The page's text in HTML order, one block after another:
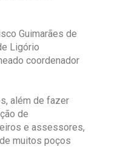
Guimarães de
Ligório
coordenador
além de fazer
de
e assessores,
muitos poços